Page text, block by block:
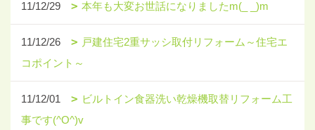
11/12/29 本年も大変お世話になりましたm(_ _)m
11/12/26
戸建住宅2重サッシ取付リフォーム～住宅エ
コポイント～
11/12/01
ビルトイン食器洗い乾燥機取替リフォーム工
事です(^O^)v